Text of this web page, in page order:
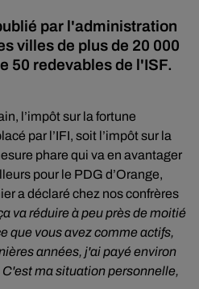
par l'administration
villes de plus de 20 000
50 redevables de l'ISF.
l’impôt sur la fortune
par l’IFI, soit l’impôt sur la
phare qui va en avantager
pour le PDG d’Orange,
a déclaré chez nos confrères
va réduire à peu près de moitié
que vous avez comme actifs,
années, j'ai payé environ
ma situation personnelle,